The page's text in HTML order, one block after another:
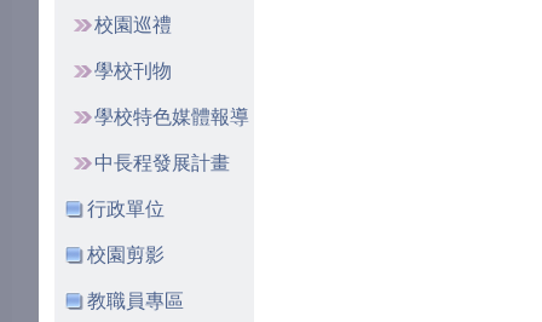
校園巡禮
學校刊物
學校特色媒體報導
中長程發展計畫
行政單位
校園剪影
教職員專區